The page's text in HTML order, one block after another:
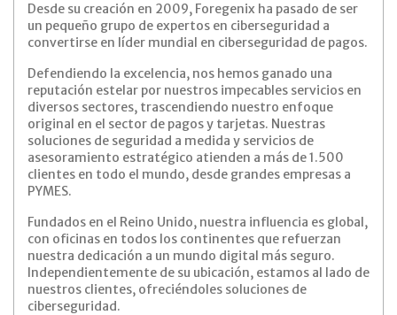
Desde su creación en 2009, Foregenix ha pasado de ser
un pequeño grupo de expertos en ciberseguridad a
convertirse en líder mundial en ciberseguridad de pagos.
Defendiendo la excelencia, nos hemos ganado una
reputación estelar por nuestros impecables servicios en
diversos sectores, trascendiendo nuestro enfoque
original en el sector de pagos y tarjetas. Nuestras
soluciones de seguridad a medida y servicios de
asesoramiento estratégico atienden a más de 1.500
clientes en todo el mundo, desde grandes empresas a
PYMES.
Fundados en el Reino Unido, nuestra influencia es global,
con oficinas en todos los continentes que refuerzan
nuestra dedicación a un mundo digital más seguro.
Independientemente de su ubicación, estamos al lado de
nuestros clientes, ofreciéndoles soluciones de
ciberseguridad.